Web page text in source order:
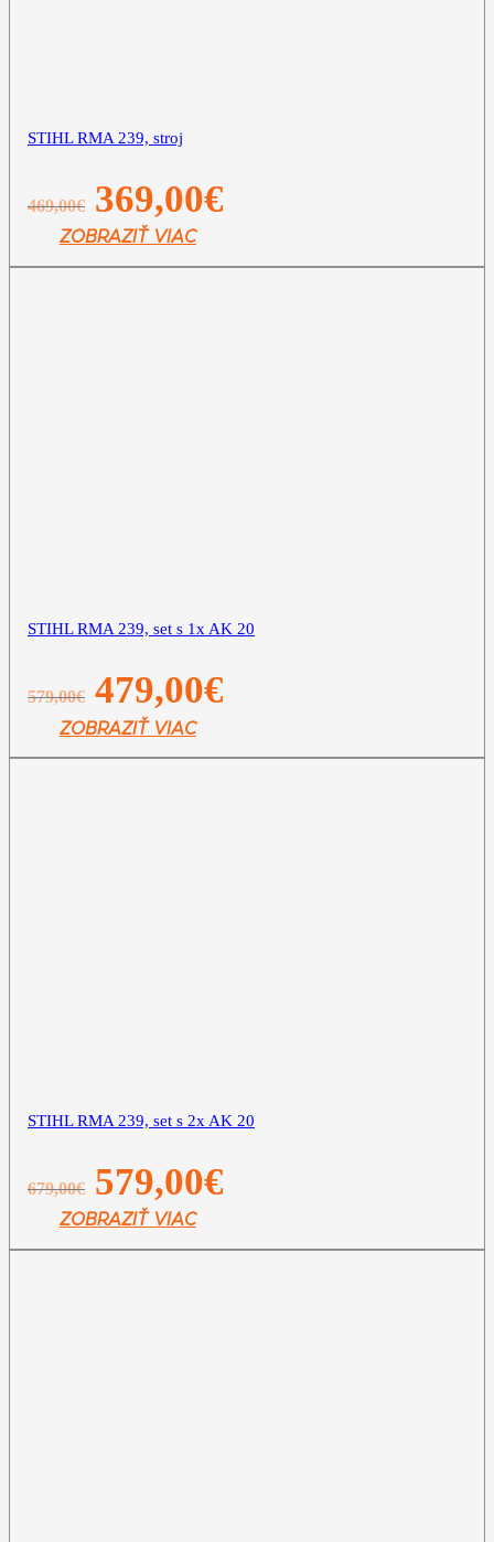
STIHL RMA 239, stroj
469,00€
Pôvodná
cena
bola:
469,00€.
369,00€
ZOBRAZIŤ VIAC
STIHL RMA 239, set s 1x AK 20
579,00€
Pôvodná
cena
bola:
579,00€.
479,00€
ZOBRAZIŤ VIAC
STIHL RMA 239, set s 2x AK 20
679,00€
Pôvodná
cena
bola:
679,00€.
579,00€
ZOBRAZIŤ VIAC